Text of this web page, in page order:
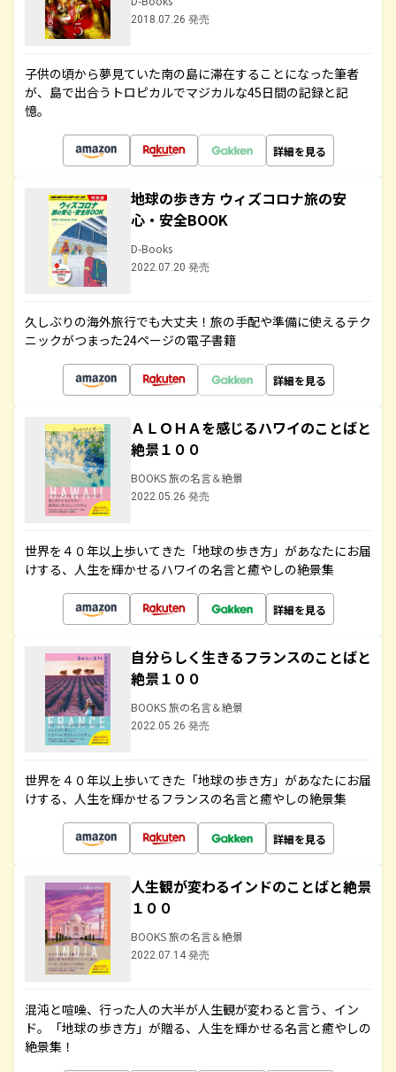
2018.07.26 発売
子供の頃から夢見ていた南の島に滞在することになった筆者
が、島で出合うトロピカルでマジカルな45日間の記録と記
憶。
詳細を見る
地球の歩き方 ウィズコロナ旅の安
心・安全BOOK
D-Books
2022.07.20 発売
久しぶりの海外旅行でも大丈夫！旅の手配や準備に使えるテク
ニックがつまった24ページの電子書籍
詳細を見る
ＡＬＯＨＡを感じるハワイのことばと
絶景１００
BOOKS 旅の名言＆絶景
2022.05.26 発売
世界を４０年以上歩いてきた「地球の歩き方」があなたにお届
けする、人生を輝かせるハワイの名言と癒やしの絶景集
詳細を見る
自分らしく生きるフランスのことばと
絶景１００
BOOKS 旅の名言＆絶景
2022.05.26 発売
世界を４０年以上歩いてきた「地球の歩き方」があなたにお届
けする、人生を輝かせるフランスの名言と癒やしの絶景集
詳細を見る
人生観が変わるインドのことばと絶景
１００
BOOKS 旅の名言＆絶景
2022.07.14 発売
混沌と喧噪、行った人の大半が人生観が変わると言う、イン
ド。「地球の歩き方」が贈る、人生を輝かせる名言と癒やしの
絶景集！